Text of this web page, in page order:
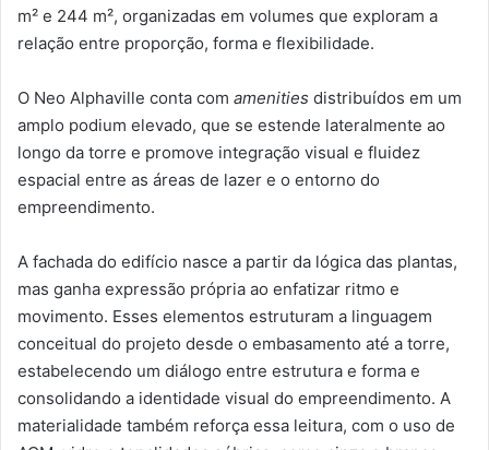
m² e 244 m², organizadas em volumes que exploram a
relação entre proporção, forma e flexibilidade.
O Neo Alphaville conta com amenities distribuídos em um
amplo podium elevado, que se estende lateralmente ao
longo da torre e promove integração visual e fluidez
espacial entre as áreas de lazer e o entorno do
empreendimento.
A fachada do edifício nasce a partir da lógica das plantas,
mas ganha expressão própria ao enfatizar ritmo e
movimento. Esses elementos estruturam a linguagem
conceitual do projeto desde o embasamento até a torre,
estabelecendo um diálogo entre estrutura e forma e
consolidando a identidade visual do empreendimento. A
materialidade também reforça essa leitura, com o uso de